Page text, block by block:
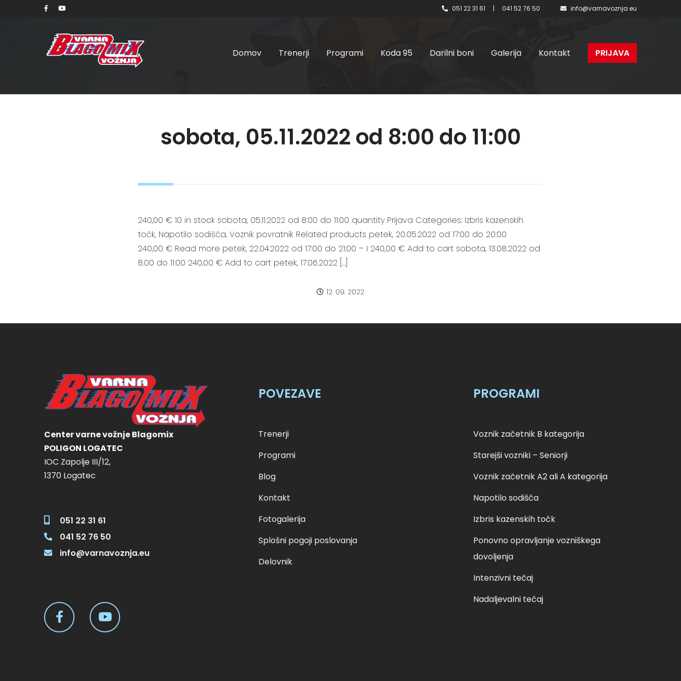
051 22 31 61 | 041 52 76 50 info@varnavoznja.eu
Domov Trenerji Programi Koda 95 Darilni boni Galerija Kontakt PRIJAVA
sobota, 05.11.2022 od 8:00 do 11:00
240,00 € 10 in stock sobota, 05.11.2022 od 8:00 do 11:00 quantity Prijava Categories: Izbris kazenskih
točk, Napotilo sodišča, Voznik povratnik Related products petek, 20.05.2022 od 17:00 do 20:00
240,00 € Read more petek, 22.04.2022 od 17:00 do 21:00 – I 240,00 € Add to cart sobota, 13.08.2022 od
8.00 do 11:00 240,00 € Add to cart petek, 17.06.2022 […]
12. 09. 2022
Center varne vožnje Blagomix
POLIGON LOGATEC
IOC Zapolje III/12,
1370 Logatec
051 22 31 61
041 52 76 50
info@varnavoznja.eu
POVEZAVE
Trenerji
Programi
Blog
Kontakt
Fotogalerija
Splošni pogoji poslovanja
Delovnik
PROGRAMI
Voznik začetnik B kategorija
Starejši vozniki – Seniorji
Voznik začetnik A2 ali A kategorija
Napotilo sodišča
Izbris kazenskih točk
Ponovno opravljanje vozniškega
dovoljenja
Intenzivni tečaj
Nadaljevalni tečaj